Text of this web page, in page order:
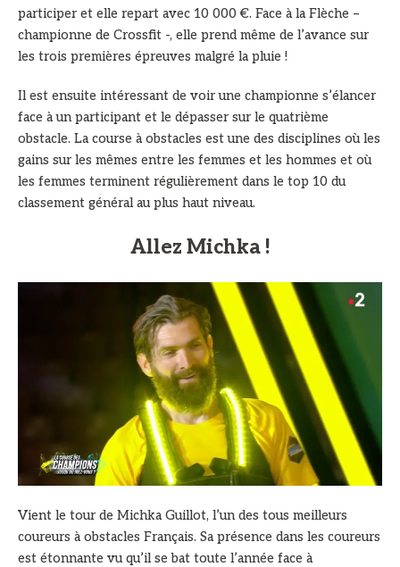
participer et elle repart avec 10 000 €. Face à la Flèche –
championne de Crossfit -, elle prend même de l’avance sur
les trois premières épreuves malgré la pluie !
Il est ensuite intéressant de voir une championne s’élancer
face à un participant et le dépasser sur le quatrième
obstacle. La course à obstacles est une des disciplines où les
gains sur les mêmes entre les femmes et les hommes et où
les femmes terminent régulièrement dans le top 10 du
classement général au plus haut niveau.
Allez Michka !
Vient le tour de Michka Guillot, l’un des tous meilleurs
coureurs à obstacles Français. Sa présence dans les coureurs
est étonnante vu qu’il se bat toute l’année face à